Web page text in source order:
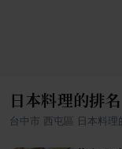
日本料理的排名
台中市 西屯區 日本料理